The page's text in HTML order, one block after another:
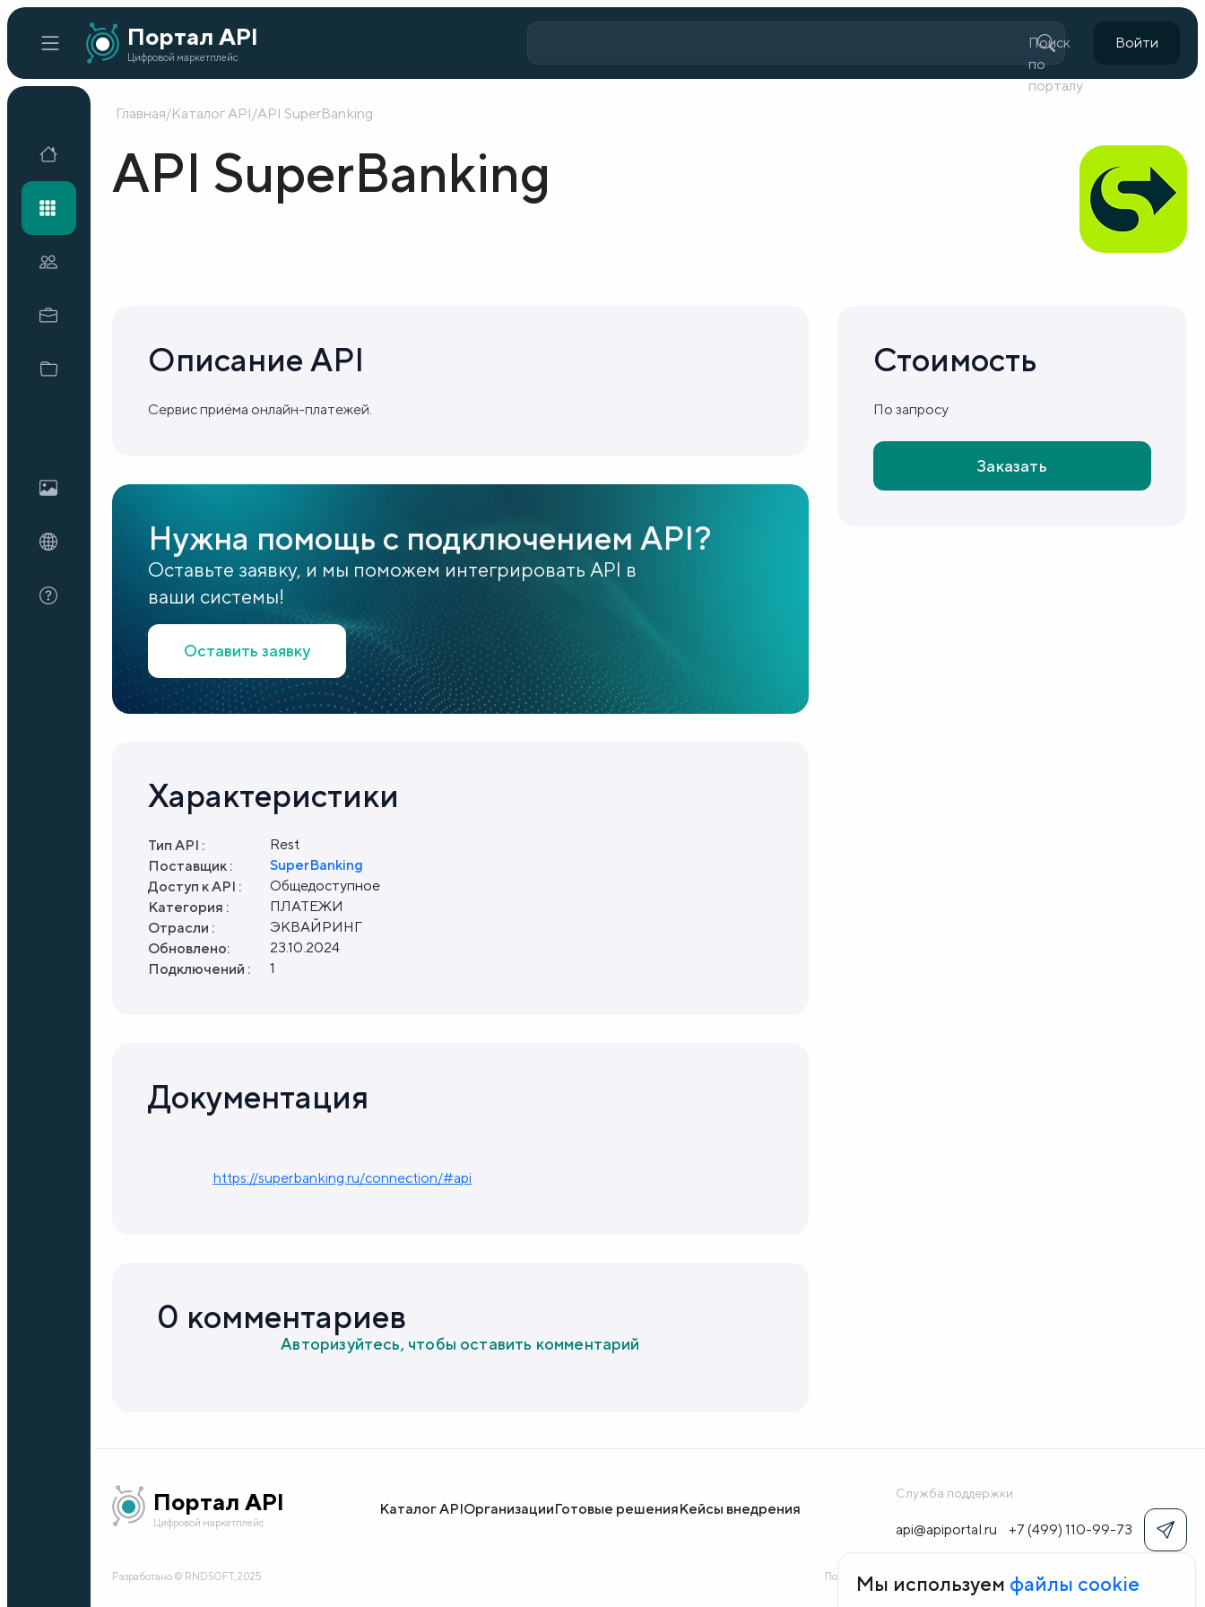
Портал API
Цифровой маркетплейс
Поиск
по
порталу
Войти
Главная/Каталог API/API SuperBanking
API SuperBanking
Описание API
Сервис приёма онлайн-платежей.
Нужна помощь с подключением API?
Оставьте заявку, и мы поможем интегрировать API в
ваши системы!
Оставить заявку
Характеристики
Тип API :
Rest
Поставщик :
SuperBanking
Доступ к API :
Общедоступное
Категория :
ПЛАТЕЖИ
Отрасли :
ЭКВАЙРИНГ
Обновлено:
23.10.2024
Подключений :
1
Документация
https://superbanking.ru/connection/#api
Стоимость
По запросу
Заказать
0 комментариев
Авторизуйтесь, чтобы оставить комментарий
Портал API
Цифровой маркетплейс
Каталог APIОрганизацииГотовые решенияКейсы внедрения
Служба поддержки
api@apiportal.ru +7 (499) 110-99-73
Разработано © RNDSOFT, 2025 Политика конфиденциальности Согласие на обработку персональных данных
Мы используем файлы cookie